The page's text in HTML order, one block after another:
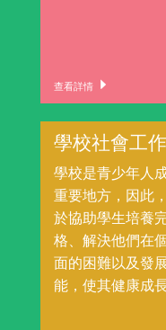
查看詳情
學校社會工作
學校是青少年人
重要地方，因此
於協助學生培養
格、解決他們在
面的困難以及發
能，使其健康成長